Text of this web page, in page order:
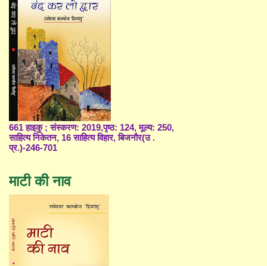
661 हाइकु ; संस्करण: 2019,पृष्ठ: 124, मूल्य: 250,
साहित्य निकेतन, 16 साहित्य विहार, बिजनौर(उ .
प्र.)-246-701
माटी की नाव